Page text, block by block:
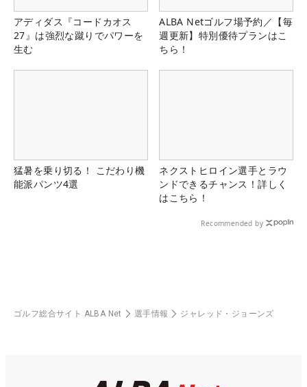
アディダス『コードカオス
27』は強烈な蹴りでパワーを
生む
ALBA Netゴルフ場予約／【毎
週更新】特別優待プランはこ
ちら！
猛暑を乗り切る！ こだわり機
能派パンツ4選
ネクストヒロイン選手とラウ
ンドできるチャンス！詳しく
はこちら！
Recommended by
ゴルフ総合サイト ALBA Net 選手情報 ジャレッド・ジョーンズ